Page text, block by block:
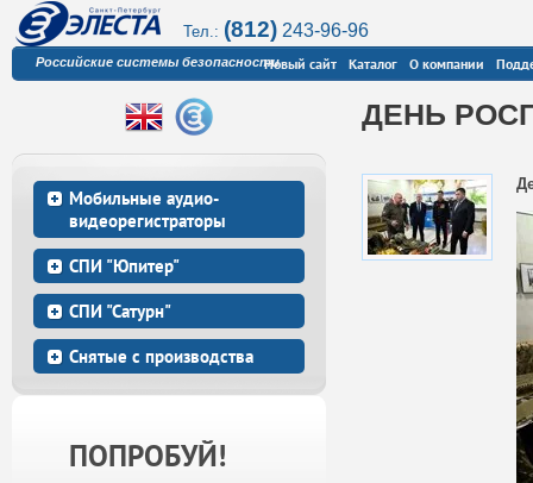
Тел.: (812) 243-96-96
Российские системы безопасностиНовый сайт Каталог О компании
ДЕНЬ
Мобильные аудио-
видеорегистраторы
СПИ "Юпитер"
СПИ "Сатурн"
Снятые с производства
ПОПРОБУЙ!